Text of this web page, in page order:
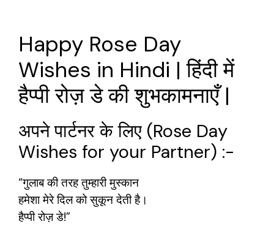
Happy Rose Day
Wishes in Hindi | हिंदी में
हैप्पी रोज़ डे की शुभकामनाएँ |
अपने पार्टनर के लिए (Rose Day
Wishes for your Partner) :-
“गुलाब की तरह तुम्हारी मुस्कान
हमेशा मेरे दिल को सुकून देती है।
हैप्पी रोज़ डे!”